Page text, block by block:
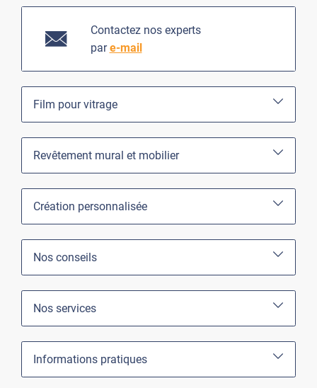
Contactez nos experts
pare-mail
Film pour vitrage
Revêtement mural et mobilier
Création personnalisée
Nos conseils
Nos services
Informations pratiques